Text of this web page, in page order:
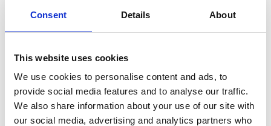
Consent Details About
This website uses cookies
We use cookies to personalise content and ads, to
provide social media features and to analyse our traffic.
We also share information about your use of our site with
our social media, advertising and analytics partners who
unbedingt bei uns vorbei und entdecken Sie,
woran wir gearbeitet haben.
Mehr erfahren